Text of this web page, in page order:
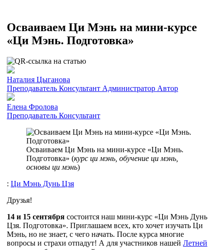
Осваиваем Ци Мэнь на мини-курсе
«Ци Мэнь. Подготовка»
Наталия Цыганова
Преподаватель Консультант Администратор Автор
Елена Фролова
Преподаватель Консультант
Осваиваем Ци Мэнь на мини-курсе «Ци Мэнь.
Подготовка» (курс ци мэнь, обучение ци мэнь,
основы ци мэнь)
: Ци Мэнь Дунь Цзя
Друзья!
14 и 15 сентября состоится наш мини-курс «Ци Мэнь Дунь
Цзя. Подготовка». Приглашаем всех, кто хочет изучать Ци
Мэнь, но не знает, с чего начать. После курса многие
вопросы и страхи отпадут! А для участников нашей Летней